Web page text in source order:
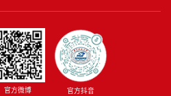
官方微博 官方抖音